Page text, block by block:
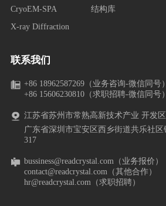
结构库
CryoEM-SPA
X-ray Diffraction
联系我们
+86 18962587269（业务咨询-微信同号）
+86 15606230810（求职招聘-微信同号）
江苏省苏州市常熟高新技术产业 开发
广东省深圳市宝安区西乡街道共乐社
317
bussiness@readcrystal.com（业务报价）
contact@readcrystal.com（其他合作）
hr@readcrystal.com（求职招聘）